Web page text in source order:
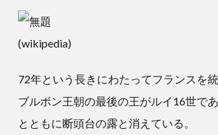
(wikipedia)
72年という長きにわたってフランスを統
ブルボン王朝の最後の王がルイ16世で
とともに断頭台の露と消えている。